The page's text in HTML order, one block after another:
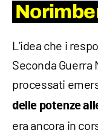
L’idea che i
Seconda
processati
delle potenze
era ancora in